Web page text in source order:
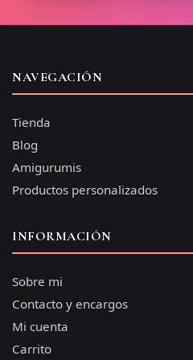
NAVEGACIÓN
Tienda
Blog
Amigurumis
Productos personalizados
INFORMACIÓN
Sobre mi
Contacto y encargos
Mi cuenta
Carrito